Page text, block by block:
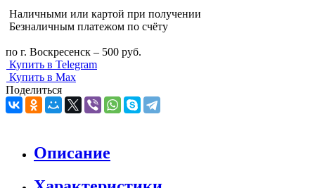
Наличными или картой при получении
Безналичным платежом по счёту
по г. Воскресенск – 500 руб.
Купить в Telegram
Купить в Max
Поделиться
Описание